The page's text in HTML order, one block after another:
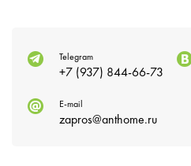
Telegram
+7 (937) 844-66-73
E-mail
zapros@anthome.ru